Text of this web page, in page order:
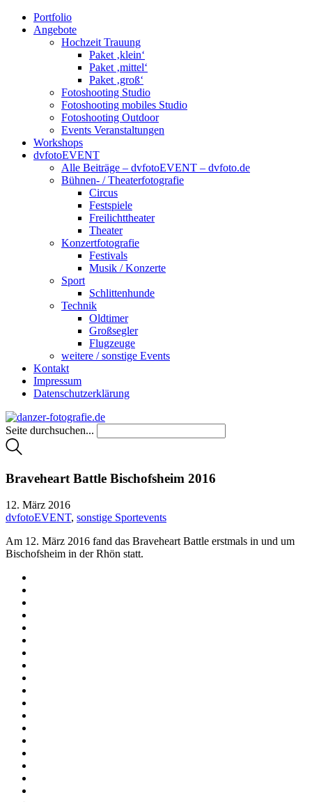
Portfolio
Angebote
Hochzeit Trauung
Paket ‚klein‘
Paket ‚mittel‘
Paket ‚groß‘
Fotoshooting Studio
Fotoshooting mobiles Studio
Fotoshooting Outdoor
Events Veranstaltungen
Workshops
dvfotoEVENT
Alle Beiträge – dvfotoEVENT – dvfoto.de
Bühnen- / Theaterfotografie
Circus
Festspiele
Freilichttheater
Theater
Konzertfotografie
Festivals
Musik / Konzerte
Sport
Schlittenhunde
Technik
Oldtimer
Großsegler
Flugzeuge
weitere / sonstige Events
Kontakt
Impressum
Datenschutzerklärung
Seite durchsuchen...
Braveheart Battle Bischofsheim 2016
12. März 2016
dvfotoEVENT, sonstige Sportevents
Am 12. März 2016 fand das Braveheart Battle erstmals in und um
Bischofsheim in der Rhön statt.